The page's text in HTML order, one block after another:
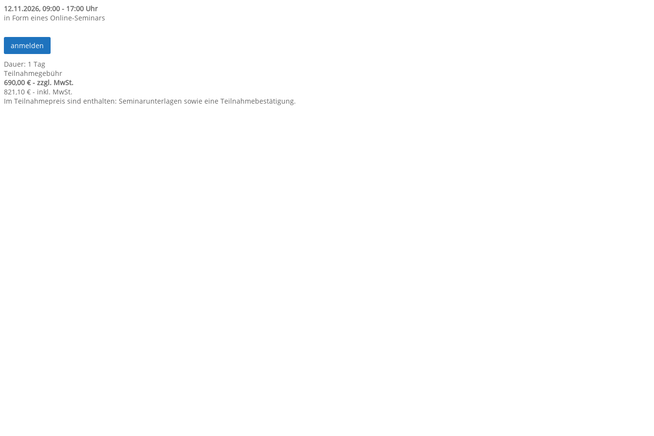
12.11.2026, 09:00 - 17:00 Uhr
in Form eines Online-Seminars
anmelden
Dauer: 1 Tag
Teilnahmegebühr
690,00 € - zzgl. MwSt.
821,10 € - inkl. MwSt.
Im Teilnahmepreis sind enthalten: Seminarunterlagen sowie eine Teilnahmebestätigung.